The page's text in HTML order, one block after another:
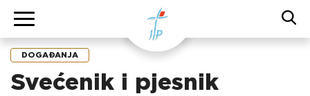
DOGAĐANJA
Svećenik i pjesnik